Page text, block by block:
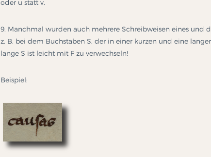
oder u statt v.
9. Manchmal wurden auch mehrere Schreibweisen eines und
z. B. bei dem Buchstaben S, der in einer kurzen und eine
lange S ist leicht mit F zu verwechseln!
Beispiel: